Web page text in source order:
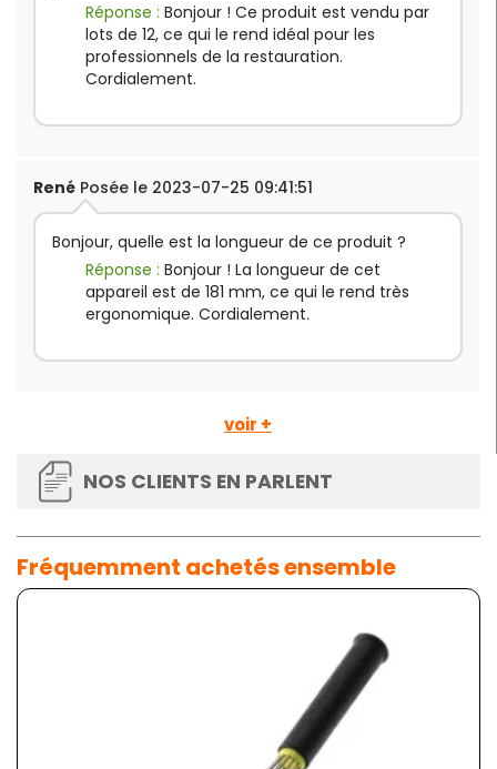
Réponse : Bonjour ! Ce produit est vendu par
lots de 12, ce qui le rend idéal pour les
professionnels de la restauration.
Cordialement.
René Posée le 2023-07-25 09:41:51
Bonjour, quelle est la longueur de ce produit ?
Réponse : Bonjour ! La longueur de cet
appareil est de 181 mm, ce qui le rend très
ergonomique. Cordialement.
voir +
NOS CLIENTS EN PARLENT
Fréquemment achetés ensemble